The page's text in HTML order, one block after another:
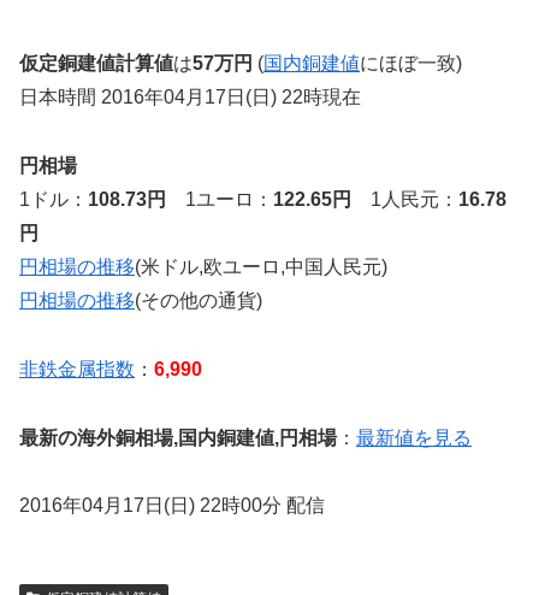
仮定銅建値計算値は57万円 (国内銅建値にほぼ一致)
日本時間 2016年04月17日(日) 22時現在
円相場
1ドル： 108.73円 1ユーロ： 122.65円 1人民元： 16.78
円
円相場の推移(米ドル,欧ユーロ,中国人民元)
円相場の推移(その他の通貨)
非鉄金属指数 ： 6,990
最新の海外銅相場,国内銅建値,円相場： 最新値を見る
2016年04月17日(日) 22時00分 配信